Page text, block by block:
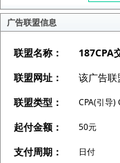
广告联盟信息
联盟名称：
187CPA
联盟网址：
该广告联
联盟类型：
CPA(引导)
起付金额： 50元
支付周期： 日付